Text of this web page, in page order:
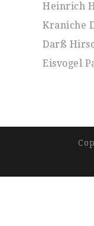
Heinrich
Kraniche
Darß
Eisvogel